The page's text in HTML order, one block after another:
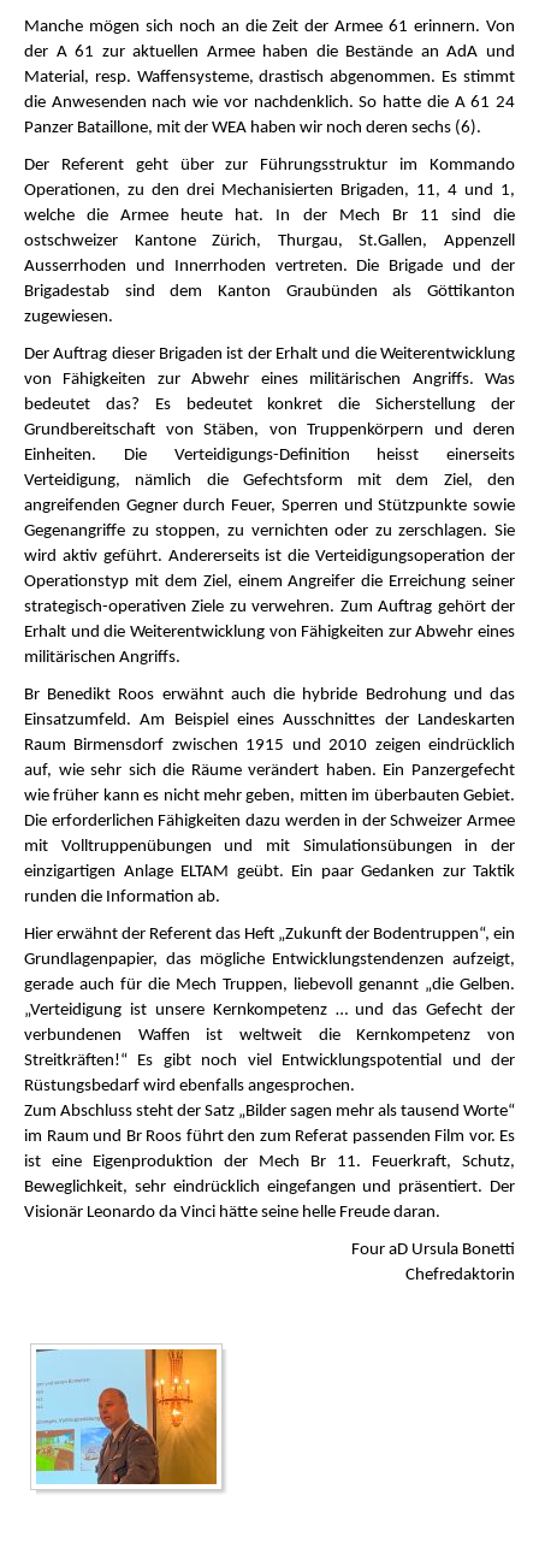
Manche mögen sich noch an die Zeit der Armee 61 erinnern. Von
der A 61 zur aktuellen Armee haben die Bestände an AdA und
Material, resp. Waffensysteme, drastisch abgenommen. Es stimmt
die Anwesenden nach wie vor nachdenklich. So hatte die A 61 24
Panzer Bataillone, mit der WEA haben wir noch deren sechs (6).
Der Referent geht über zur Führungsstruktur im Kommando
Operationen, zu den drei Mechanisierten Brigaden, 11, 4 und 1,
welche die Armee heute hat. In der Mech Br 11 sind die
ostschweizer Kantone Zürich, Thurgau, St.Gallen, Appenzell
Ausserrhoden und Innerrhoden vertreten. Die Brigade und der
Brigadestab sind dem Kanton Graubünden als Göttikanton
zugewiesen.
Der Auftrag dieser Brigaden ist der Erhalt und die Weiterentwicklung
von Fähigkeiten zur Abwehr eines militärischen Angriffs. Was
bedeutet das? Es bedeutet konkret die Sicherstellung der
Grundbereitschaft von Stäben, von Truppenkörpern und deren
Einheiten. Die Verteidigungs-Definition heisst einerseits
Verteidigung, nämlich die Gefechtsform mit dem Ziel, den
angreifenden Gegner durch Feuer, Sperren und Stützpunkte sowie
Gegenangriffe zu stoppen, zu vernichten oder zu zerschlagen. Sie
wird aktiv geführt. Andererseits ist die Verteidigungsoperation der
Operationstyp mit dem Ziel, einem Angreifer die Erreichung seiner
strategisch-operativen Ziele zu verwehren. Zum Auftrag gehört der
Erhalt und die Weiterentwicklung von Fähigkeiten zur Abwehr eines
militärischen Angriffs.
Br Benedikt Roos erwähnt auch die hybride Bedrohung und das
Einsatzumfeld. Am Beispiel eines Ausschnittes der Landeskarten
Raum Birmensdorf zwischen 1915 und 2010 zeigen eindrücklich
auf, wie sehr sich die Räume verändert haben. Ein Panzergefecht
wie früher kann es nicht mehr geben, mitten im überbauten Gebiet.
Die erforderlichen Fähigkeiten dazu werden in der Schweizer Armee
mit Volltruppenübungen und mit Simulationsübungen in der
einzigartigen Anlage ELTAM geübt. Ein paar Gedanken zur Taktik
runden die Information ab.
Hier erwähnt der Referent das Heft „Zukunft der Bodentruppen“, ein
Grundlagenpapier, das mögliche Entwicklungstendenzen aufzeigt,
gerade auch für die Mech Truppen, liebevoll genannt „die Gelben.
„Verteidigung ist unsere Kernkompetenz … und das Gefecht der
verbundenen Waffen ist weltweit die Kernkompetenz von
Streitkräften!“ Es gibt noch viel Entwicklungspotential und der
Rüstungsbedarf wird ebenfalls angesprochen.
Zum Abschluss steht der Satz „Bilder sagen mehr als tausend Worte“
im Raum und Br Roos führt den zum Referat passenden Film vor. Es
ist eine Eigenproduktion der Mech Br 11. Feuerkraft, Schutz,
Beweglichkeit, sehr eindrücklich eingefangen und präsentiert. Der
Visionär Leonardo da Vinci hätte seine helle Freude daran.
Four aD Ursula Bonetti
Chefredaktorin